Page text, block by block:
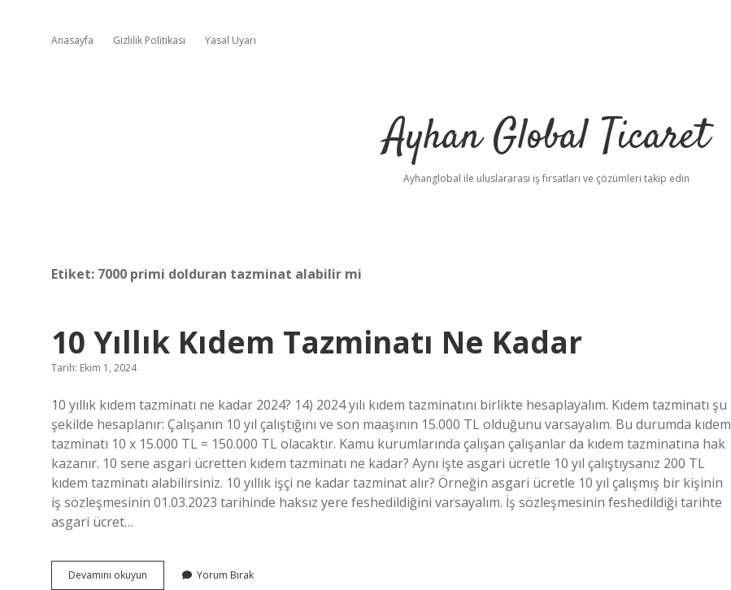
Anasayfa Gizlilik Politikası Yasal Uyarı
Ayhan Global Ticaret
Ayhanglobal ile uluslararası iş fırsatları ve çözümleri takip edin
Etiket: 7000 primi dolduran tazminat alabilir mi
10 Yıllık Kıdem Tazminatı Ne Kadar
Tarih: Ekim 1, 2024
10 yıllık kıdem tazminatı ne kadar 2024? 14) 2024 yılı kıdem tazminatını birlikte hesaplayalım. Kıdem tazminatı şu
şekilde hesaplanır: Çalışanın 10 yıl çalıştığını ve son maaşının 15.000 TL olduğunu varsayalım. Bu durumda kıdem
tazminatı 10 x 15.000 TL = 150.000 TL olacaktır. Kamu kurumlarında çalışan çalışanlar da kıdem tazminatına hak
kazanır. 10 sene asgari ücretten kıdem tazminatı ne kadar? Aynı işte asgari ücretle 10 yıl çalıştıysanız 200 TL
kıdem tazminatı alabilirsiniz. 10 yıllık işçi ne kadar tazminat alır? Örneğin asgari ücretle 10 yıl çalışmış bir kişinin
iş sözleşmesinin 01.03.2023 tarihinde haksız yere feshedildiğini varsayalım. İş sözleşmesinin feshedildiği tarihte
asgari ücret…
Devamını okuyun Yorum Bırak